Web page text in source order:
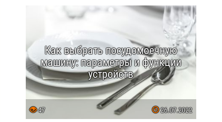
Как выбрать посудомоечную
машину: параметры и функции
устройств
47 26.07.2022